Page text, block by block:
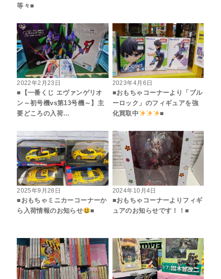
等々■
2022年2月23日
■【一番くじ エヴァンゲリオ
ン～初号機vs第13号機～】主
要どころの入荷…
2023年4月6日
■おもちゃコーナーより「ブル
ーロック」のフィギュアを強
化買取中
■
2025年9月28日
■おもちゃミニカーコーナーか
ら入荷情報のお知らせ
■
2024年10月4日
■おもちゃコーナーよりフィギ
ュアのお知らせです！！■